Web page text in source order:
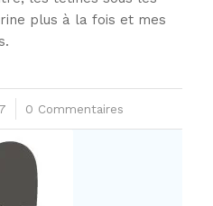
plus à la fois et mes
0 Commentaires